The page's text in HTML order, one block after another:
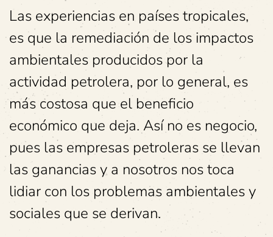
Las experiencias en países tropicales,
es que la remediación de los impactos
ambientales producidos por la
actividad petrolera, por lo general, es
más costosa que el beneficio
económico que deja. Así no es negocio,
pues las empresas petroleras se llevan
las ganancias y a nosotros nos toca
lidiar con los problemas ambientales y
sociales que se derivan.